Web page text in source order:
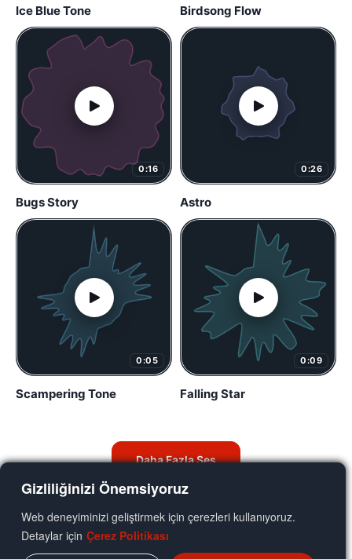
Gizliliğinizi Önemsiyoruz
Web deneyiminizi geliştirmek için çerezleri kullanıyoruz.
Detaylar için Çerez Politikası
Ice Blue Tone Birdsong Flow
0:16
Bugs Story
0:26
Astro
0:05
Scampering Tone
0:09
Falling Star
Daha Fazla Ses